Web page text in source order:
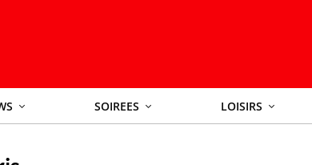
SOIREES LOISIRS